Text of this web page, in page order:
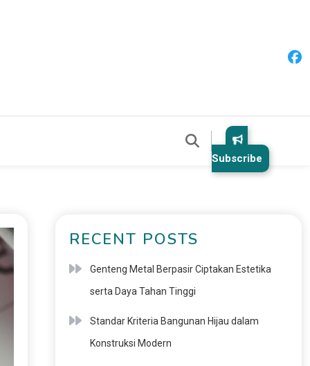
Subscribe
RECENT POSTS
Genteng Metal Berpasir Ciptakan Estetika
serta Daya Tahan Tinggi
Standar Kriteria Bangunan Hijau dalam
Konstruksi Modern